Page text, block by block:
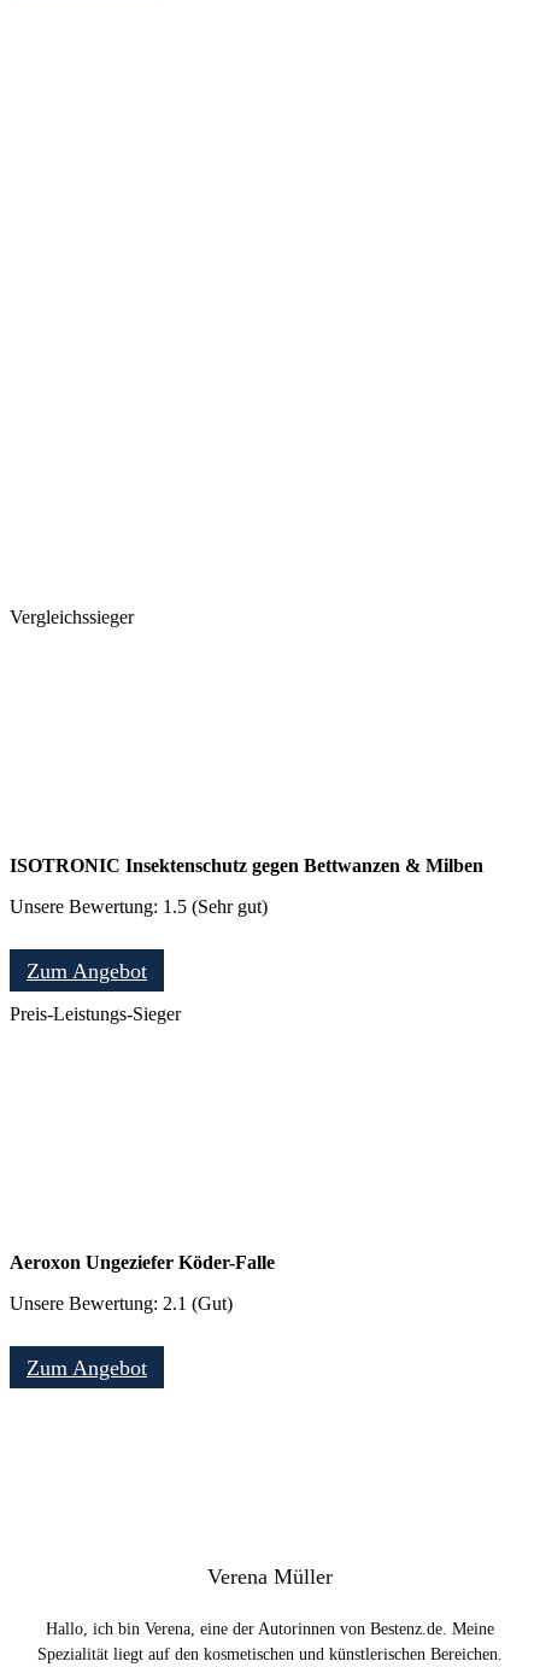
Vergleichssieger
ISOTRONIC Insektenschutz gegen Bettwanzen & Milben
Unsere Bewertung: 1.5 (Sehr gut)
Zum Angebot
Preis-Leistungs-Sieger
Aeroxon Ungeziefer Köder-Falle
Unsere Bewertung: 2.1 (Gut)
Zum Angebot
Verena Müller
Hallo, ich bin Verena, eine der Autorinnen von Bestenz.de. Meine
Spezialität liegt auf den kosmetischen und künstlerischen Bereichen.